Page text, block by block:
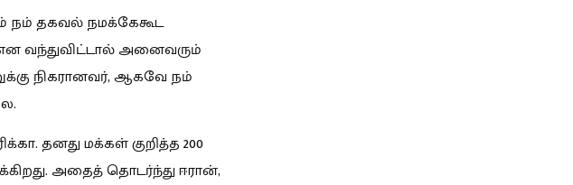
நம் தகவல் நமக்கேகூட
வந்துவிட்டால் அனைவரும்
நிகரானவர், ஆகவே நம்
தனது மக்கள் குறித்த 200
அதைத் தொடர்ந்து ஈரான்,